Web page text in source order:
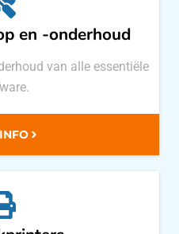
en -onderhoud
van alle essentiële